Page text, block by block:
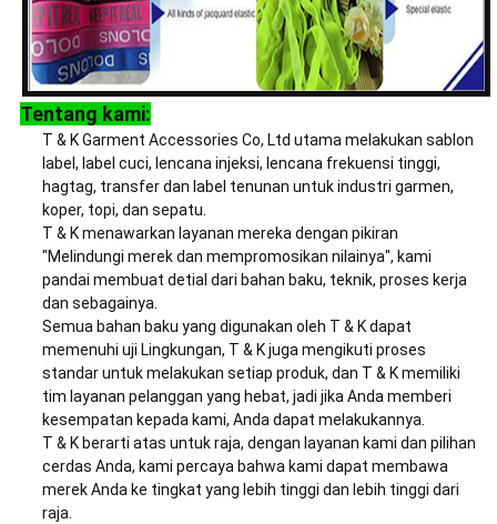
Tentang kami:
T & K Garment Accessories Co, Ltd utama melakukan sablon
label, label cuci, lencana injeksi, lencana frekuensi tinggi,
hagtag, transfer dan label tenunan untuk industri garmen,
koper, topi, dan sepatu.
T & K menawarkan layanan mereka dengan pikiran
"Melindungi merek dan mempromosikan nilainya", kami
pandai membuat detial dari bahan baku, teknik, proses kerja
dan sebagainya.
Semua bahan baku yang digunakan oleh T & K dapat
memenuhi uji Lingkungan, T & K juga mengikuti proses
standar untuk melakukan setiap produk, dan T & K memiliki
tim layanan pelanggan yang hebat, jadi jika Anda memberi
kesempatan kepada kami, Anda dapat melakukannya.
T & K berarti atas untuk raja, dengan layanan kami dan pilihan
cerdas Anda, kami percaya bahwa kami dapat membawa
merek Anda ke tingkat yang lebih tinggi dan lebih tinggi dari
raja.